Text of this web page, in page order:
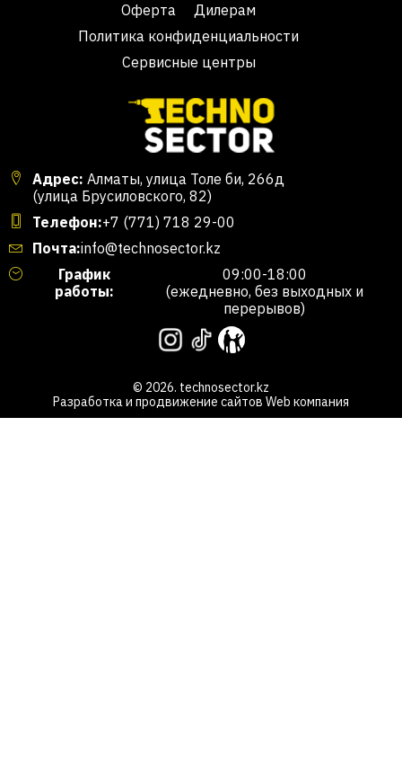
Оферта
Дилерам
Политика конфиденциальности
Сервисные центры
Адрес: Алматы, улица Толе би, 266д
(улица Брусиловского, 82)
Телефон:+7 (771) 718 29-00
Почта:info@technosector.kz
График
работы:
09:00-18:00
(ежедневно, без выходных и
перерывов)
© 2026. technosector.kz
Разработка и продвижение сайтов Web компания